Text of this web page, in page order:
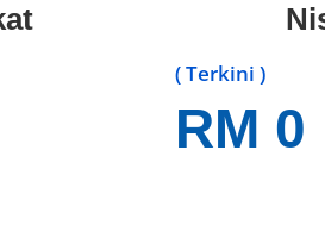
( Terkini )
RM 0